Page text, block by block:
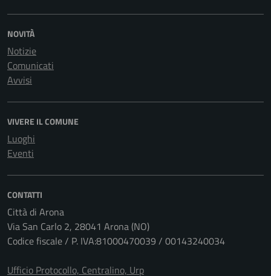
NOVITÀ
Notizie
Comunicati
Avvisi
VIVERE IL COMUNE
Luoghi
Eventi
CONTATTI
Città di Arona
Via San Carlo 2, 28041 Arona (NO)
Codice fiscale / P. IVA:81000470039 / 00143240034
Ufficio Protocollo, Centralino, Urp